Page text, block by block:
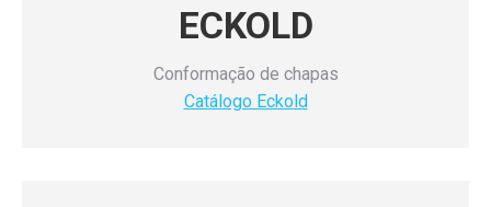
ECKOLD
Conformação de chapas
Catálogo Eckold